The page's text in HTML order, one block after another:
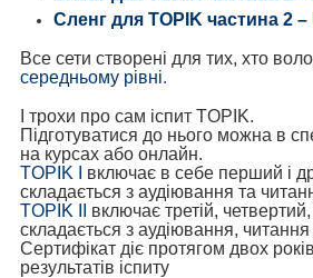
Сленг для TOPIK частина 2
Все сети створені для тих, хто
середньому рівні.
І трохи про сам іспит TOPIK.
Підготуватися до нього можна в
на курсах або онлайн.
TOPIK I
включає в себе перший і
складається з аудіювання та
TOPIK II
включає третій, четвертий,
складається з аудіювання,
Сертифікат діє протягом двох
результатів іспиту